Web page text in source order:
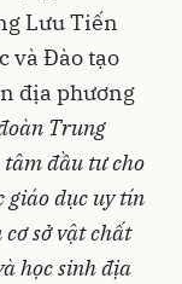
Lưu Tiến
và Đào tạo
địa phương
Trung
đầu tư cho
giáo dục uy tín
sở vật chất
học sinh địa